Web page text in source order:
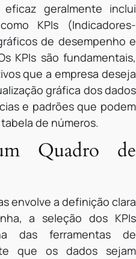
geralmente inclui
KPIs (Indicadores-
de desempenho e
KPIs são fundamentais,
que a empresa deseja
gráfica dos dados
e padrões que podem
de números.
Quadro de
envolve a definição clara
a seleção dos KPIs
das ferramentas de
que os dados sejam